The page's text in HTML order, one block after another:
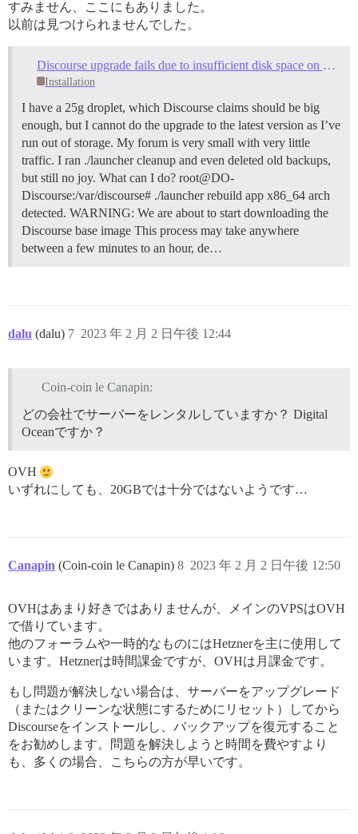
すみません、ここにもありました。
以前は見つけられませんでした。
Discourse upgrade fails due to insufficient disk space on 25G droplet
Installation
I have a 25g droplet, which Discourse claims should be big
enough, but I cannot do the upgrade to the latest version as I’ve
run out of storage. My forum is very small with very little
traffic. I ran ./launcher cleanup and even deleted old backups,
but still no joy. What can I do? root@DO-
Discourse:/var/discourse# ./launcher rebuild app x86_64 arch
detected. WARNING: We are about to start downloading the
Discourse base image This process may take anywhere
between a few minutes to an hour, de…
dalu (dalu) 2023 年 2 月 2 日午後 12:44
7
Coin-coin le Canapin:
どの会社でサーバーをレンタルしていますか？ Digital
Oceanですか？
OVH
いずれにしても、20GBでは十分ではないようです…
Canapin (Coin-coin le Canapin) 2023 年 2 月 2 日午後 12:50
8
OVHはあまり好きではありませんが、メインのVPSはOVH
で借りています。
他のフォーラムや一時的なものにはHetznerを主に使用して
います。Hetznerは時間課金ですが、OVHは月課金です。
もし問題が解決しない場合は、サーバーをアップグレード
（またはクリーンな状態にするためにリセット）してから
Discourseをインストールし、バックアップを復元すること
をお勧めします。問題を解決しようと時間を費やすより
も、多くの場合、こちらの方が早いです。